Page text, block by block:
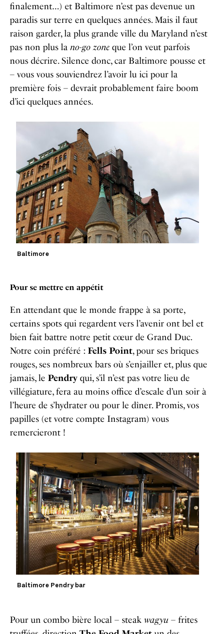
finalement…) et Baltimore n’est pas devenue un
paradis sur terre en quelques années. Mais il faut
raison garder, la plus grande ville du Maryland n’est
pas non plus la no-go zone que l’on veut parfois
nous décrire. Silence donc, car Baltimore pousse et
– vous vous souviendrez l’avoir lu ici pour la
première fois – devrait probablement faire boom
d’ici quelques années.
Baltimore
Pour se mettre en appétit
En attendant que le monde frappe à sa porte,
certains spots qui regardent vers l’avenir ont bel et
bien fait battre notre petit cœur de Grand Duc.
Notre coin préféré : Fells Point, pour ses briques
rouges, ses nombreux bars où s’enjailler et, plus que
jamais, le Pendry qui, s’il n’est pas votre lieu de
villégiature, fera au moins office d’escale d’un soir à
l’heure de s’hydrater ou pour le dîner. Promis, vos
papilles (et votre compte Instagram) vous
remercieront !
Baltimore Pendry bar
Pour un combo bière local – steak wagyu – frites